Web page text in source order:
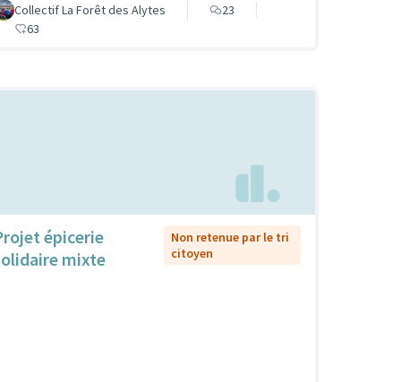
Collectif La Forêt des Alytes
23
63
épicerie
mixte
Non retenue par le tri
citoyen